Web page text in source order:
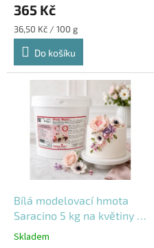
365 Kč
Měrná
cena:
36,50 Kč / 100 g
Do košíku
Bílá modelovací hmota
Saracino 5 kg na květiny a
figurky
Skladem